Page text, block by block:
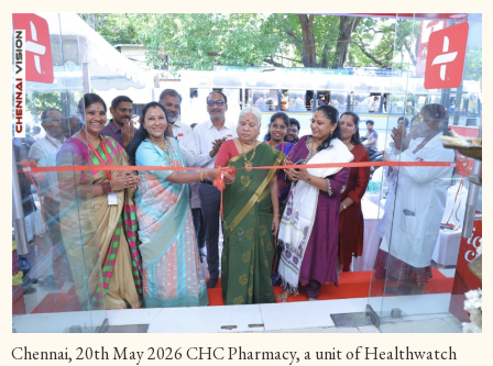
Chennai, 20th May 2026 CHC Pharmacy, a unit of Healthwatch